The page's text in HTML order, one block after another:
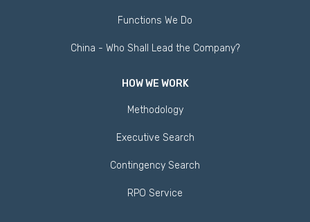
Functions We Do
China - Who Shall Lead the Company?
HOW WE WORK
Methodology
Executive Search
Contingency Search
RPO Service